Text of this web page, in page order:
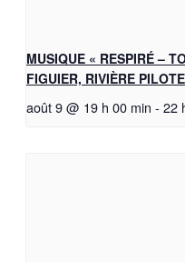
MUSIQUE « RESPIRÉ –
FIGUIER, RIVIÈRE PILOTE
août 9 @ 19 h 00 min - 22